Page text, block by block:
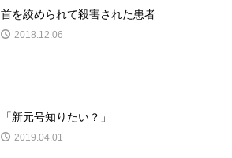
首を絞められて殺害された患者
2018.12.06
「新元号知りたい？」
2019.04.01